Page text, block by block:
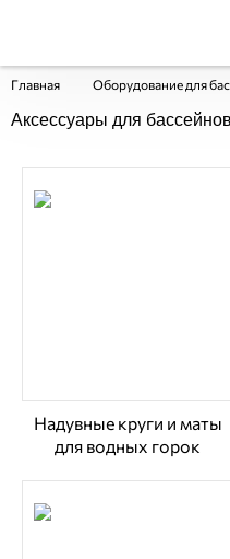
Главная Оборудование для
Аксессуары для
Надувные круги и маты
для водных горок